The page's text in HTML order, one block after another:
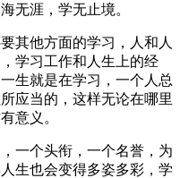
无涯，学无止境。
其他方面的学习，人和人
学习工作和人生上的经
生就是在学习，一个人总
应当的，这样无论在哪里
意义。
一个头衔，一个名誉，为
生也会变得多姿多彩，学